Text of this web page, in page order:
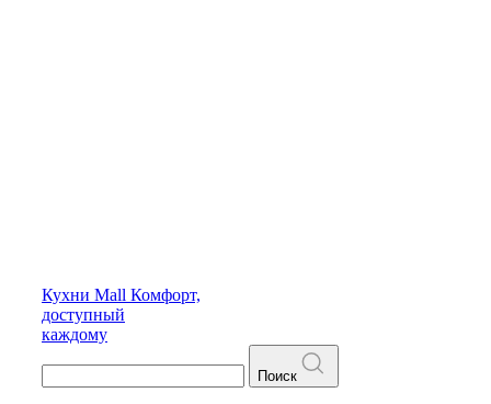
Кухни Mall Комфорт,
доступный
каждому
Поиск